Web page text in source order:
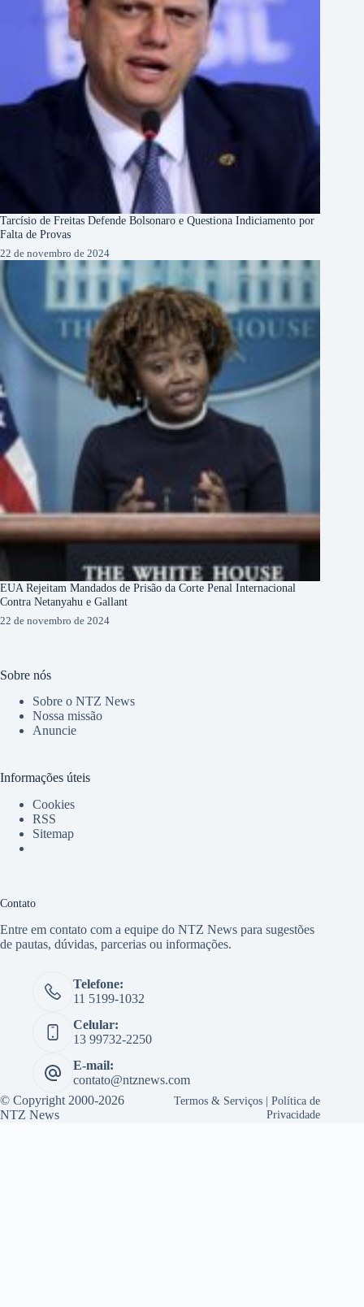
Tarcísio de Freitas Defende Bolsonaro e Questiona Indiciamento por
Falta de Provas
22 de novembro de 2024
EUA Rejeitam Mandados de Prisão da Corte Penal Internacional
Contra Netanyahu e Gallant
22 de novembro de 2024
Sobre nós
Sobre o NTZ News
Nossa missão
Anuncie
Informações úteis
Cookies
RSS
Sitemap
Contato
Entre em contato com a equipe do NTZ News para sugestões
de pautas, dúvidas, parcerias ou informações.
Telefone:
11 5199-1032
Celular:
13 99732-2250
E-mail:
contato@ntznews.com
© Copyright 2000-2026
NTZ News
Termos & Serviços |Política de
Privacidade